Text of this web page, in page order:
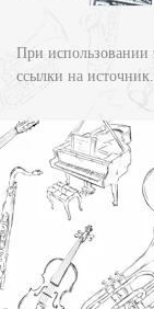
При использовании
ссылки на источник.